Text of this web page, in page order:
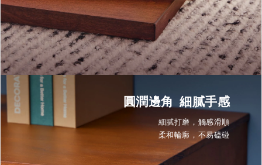
圓潤邊角 細膩手感
細膩打磨，觸感滑順
柔和輪廓，不易磕碰